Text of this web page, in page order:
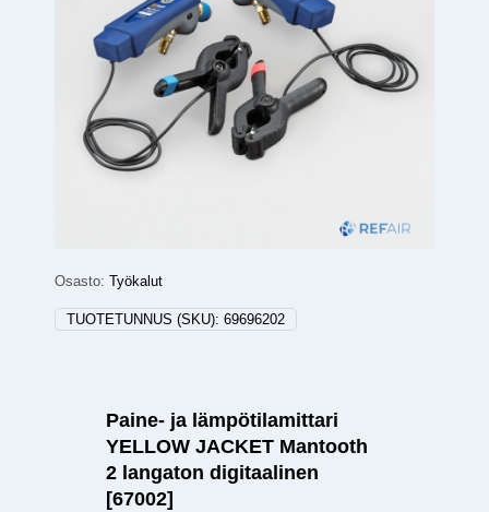
Osasto: Työkalut
TUOTETUNNUS (SKU): 69696202
Paine- ja lämpötilamittari
YELLOW JACKET Mantooth
2 langaton digitaalinen
[67002]